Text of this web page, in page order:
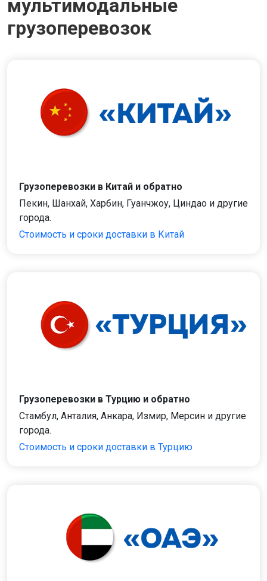
мультимодальные
грузоперевозок
Грузоперевозки в Китай и обратно
Пекин, Шанхай, Харбин, Гуанчжоу, Циндао и другие
города.
Стоимость и сроки доставки в Китай
Грузоперевозки в Турцию и обратно
Стамбул, Анталия, Анкара, Измир, Мерсин и другие
города.
Стоимость и сроки доставки в Турцию